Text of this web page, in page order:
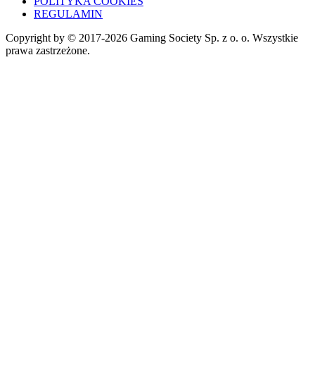
REGULAMIN
Copyright by © 2017-2026 Gaming Society Sp. z o. o. Wszystkie
prawa zastrzeżone.